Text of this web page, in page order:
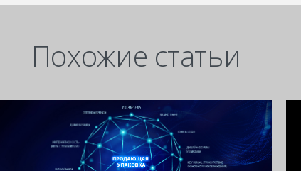
Похожие статьи